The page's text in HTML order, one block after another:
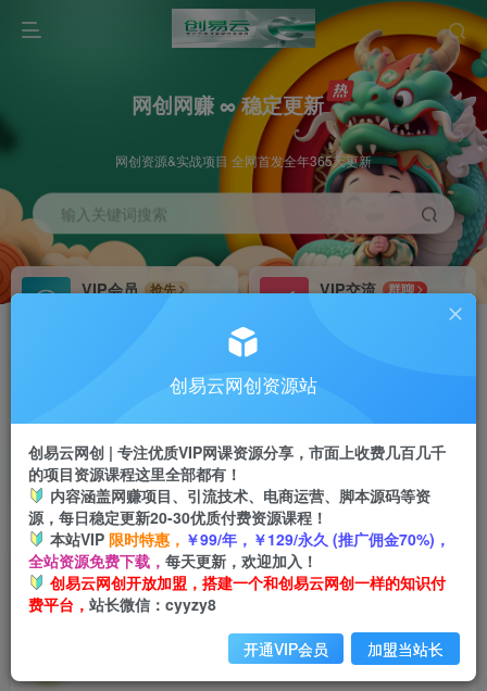
网创网赚 ∞ 稳定更新
网创资源&实战项目 全网首发全年365天更新
输入关键词搜索
VIP会员
抢先
VIP交流
群聊
研究探讨更多创业项目路子。
会员专属推广链接
挂机 项目
脚本卡密
APP下载
GO
首页 创业课程 会员免费 正文
刘老师的外卖爆单课，6节课学会如何做好外卖，
外卖商家必看
关注
创易云网创资源站
创易云网创 | 专注优质VIP网课资源分享，市面上收费几百几千
的项目资源课程这里全部都有！
内容涵盖网赚项目、引流技术、电商运营、脚本源码等资
源，每日稳定更新20-30优质付费资源课程！
本站VIP 限时特惠， ￥99/年，￥129/永久 (推广佣金70%)，
全站资源免费下载， 每天更新，欢迎加入！
创易云网创开放加盟，搭建一个和创易云网创一样的知识付
费平台， 站长微信：cyyzy8
开通VIP会员 加盟当站长